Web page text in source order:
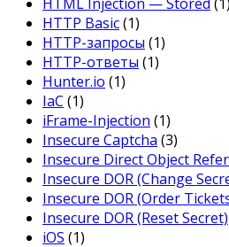
HTML Injection — Stored (1)
HTTP Basic(1)
HTTP-запросы (1)
HTTP-ответы (1)
Hunter.io (1)
IaC (1)
iFrame-Injection (1)
Insecure Captcha (3)
Insecure Direct Object
Insecure DOR (Change
Insecure DOR (Order
Insecure DOR (Reset Secret)
iOS (1)